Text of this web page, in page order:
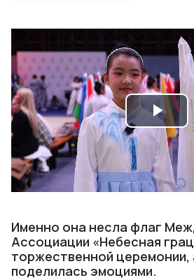
Play
Именно она несла флаг
Ассоциации «Небесная
торжественной церемонии,
поделилась эмоциями.